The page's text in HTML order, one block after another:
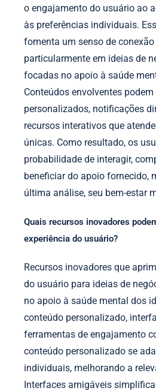
o engajamento do usuário ao
às preferências individuais.
fomenta um senso de conexão
particularmente em ideias de
focadas no apoio à saúde
Conteúdos envolventes
personalizados, notificações
recursos interativos que
únicas. Como resultado, os
probabilidade de interagir,
beneficiar do apoio fornecido,
última análise, seu bem-estar
Quais recursos inovadores
experiência do usuário?
Recursos inovadores que
do usuário para ideias de
no apoio à saúde mental dos
conteúdo personalizado,
ferramentas de engajamento
conteúdo personalizado se
individuais, melhorando a
Interfaces amigáveis